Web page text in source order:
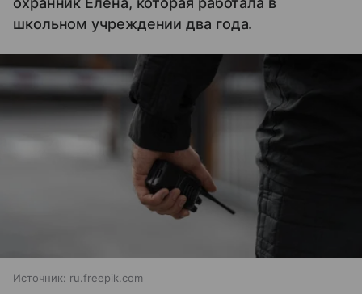
школьном учреждении два года.
Источник: ru.freepik.com